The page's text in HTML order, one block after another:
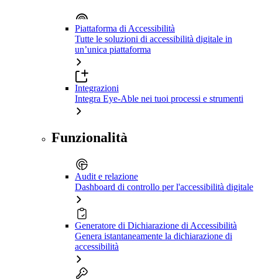
Piattaforma di Accessibilità
Tutte le soluzioni di accessibilità digitale in
un’unica piattaforma
Integrazioni
Integra Eye-Able nei tuoi processi e strumenti
Funzionalità
Audit e relazione
Dashboard di controllo per l'accessibilità digitale
Generatore di Dichiarazione di Accessibilità
Genera istantaneamente la dichiarazione di
accessibilità